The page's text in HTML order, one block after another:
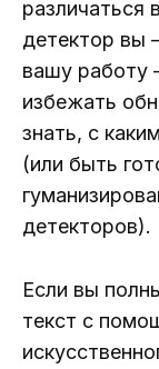
различаться
детектор вы
вашу работу
избежать
знать, с
(или быть
детекторов).
Если вы
текст с